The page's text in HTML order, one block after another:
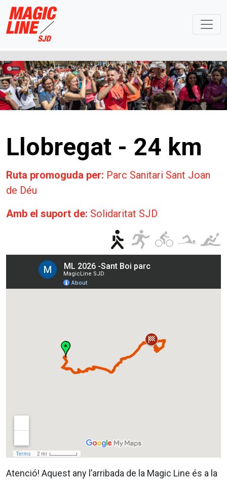
Llobregat - 24 km
Ruta promoguda per: Parc Sanitari Sant Joan
de Déu
Amb el suport de: Solidaritat SJD
Atenció! Aquest any l’arribada de la Magic Line és a la